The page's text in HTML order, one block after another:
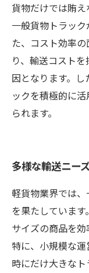
貨物だけでは賄え
一般貨物トラッ
た、コスト効率
り、輸送コスト
因となります。
ックを積極的に
られます。
多様な輸送ニー
軽貨物業界では
を果たしていま
サイズの商品を効
特に、小規模な
時にだけ大きな